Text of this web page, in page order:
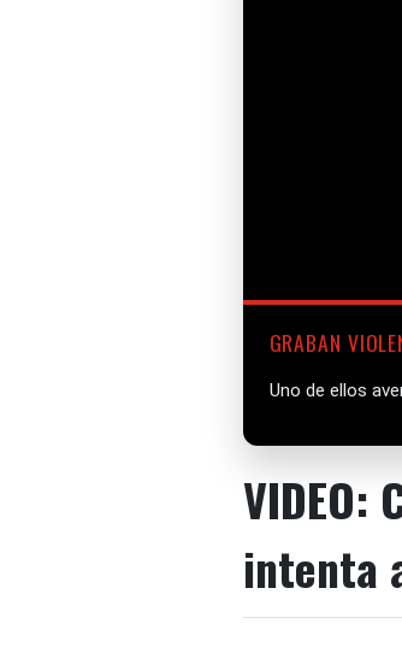
GRABAN
Uno de ellos
VIDEO:
intenta